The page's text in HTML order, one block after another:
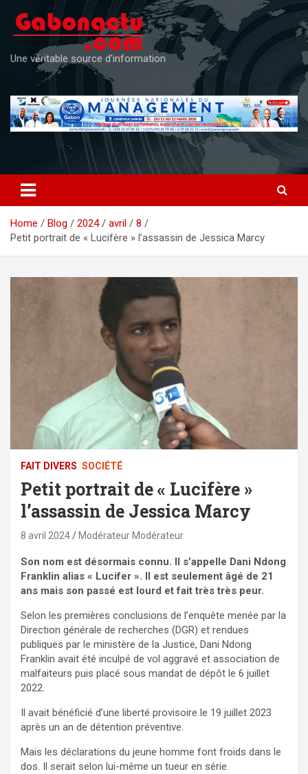
content
Une véritable source d'information
Home Blog 2024 avril
8
Petit portrait de « Lucifère » l’assassin de Jessica Marcy
FAIT DIVERS SOCIÉTÉ
Petit portrait de « Lucifère »
l’assassin de Jessica Marcy
8 avril 2024 Modérateur Modérateur
Son nom est désormais connu. Il s’appelle Dani Ndong
Franklin alias « Lucifer ». Il est seulement âgé de 21
ans mais son passé est lourd et fait très très peur.
Selon les premières conclusions de l’enquête menée par la
Direction générale de recherches (DGR) et rendues
publiques par le ministère de la Justice, Dani Ndong
Franklin avait été inculpé de vol aggravé et association de
malfaiteurs puis placé sous mandat de dépôt le 6 juillet
2022.
Il avait bénéficié d’une liberté provisoire le 19 juillet 2023
après un an de détention préventive.
Mais les déclarations du jeune homme font froids dans le
dos. Il serait selon lui-même un tueur en série.